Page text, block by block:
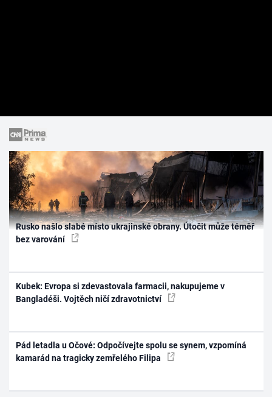
Rusko našlo slabé místo ukrajinské obrany. Útočit může téměř
bez varování
Kubek: Evropa si zdevastovala farmacii, nakupujeme v
Bangladéši. Vojtěch ničí zdravotnictví
Pád letadla u Očové: Odpočívejte spolu se synem, vzpomíná
kamarád na tragicky zemřelého Filipa